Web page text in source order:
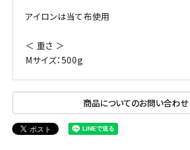
アイロンは当て布使用
＜ 重さ ＞
Mサイズ：500g
商品についてのお問い合わせ